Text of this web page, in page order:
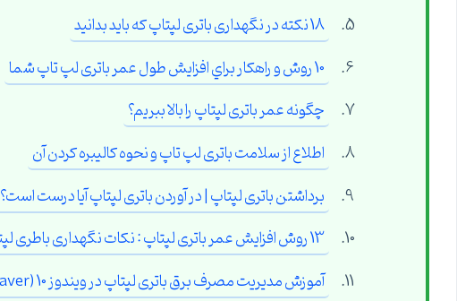
18 نکته در نگهداری باتری لپتاپ که باید بدانید
10 روش و راهكار براي افزایش طول عمر باتری لپ تاپ شما
چگونه عمر باتری لپتاپ را بالا ببریم؟
اطلاع از سلامت باتری لپ تاپ و نحوه کالیبره کردن آن
برداشتن باتری لپتاپ | در آوردن باتری لپتاپ آیا درست است؟
13 روش افزایش عمر باتری لپتاپ : نکات نگهداری باطری لپتاپ
آموزش مدیریت مصرف برق باتری لپتاپ در ویندوز 10 (Battery Saver)